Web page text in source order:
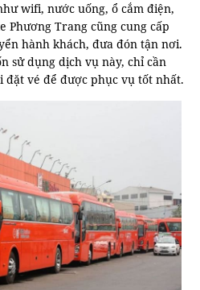
wifi, nước uống, ổ cắm điện,
Phương Trang cũng cung cấp
hành khách, đưa đón tận nơi.
sử dụng dịch vụ này, chỉ cần
đặt vé để được phục vụ tốt nhất.